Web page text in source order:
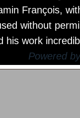
François,
without
his work
Powered